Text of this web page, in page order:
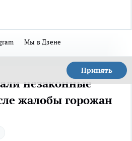
Мы в Дзене
Принять
незаконные
жалобы горожан